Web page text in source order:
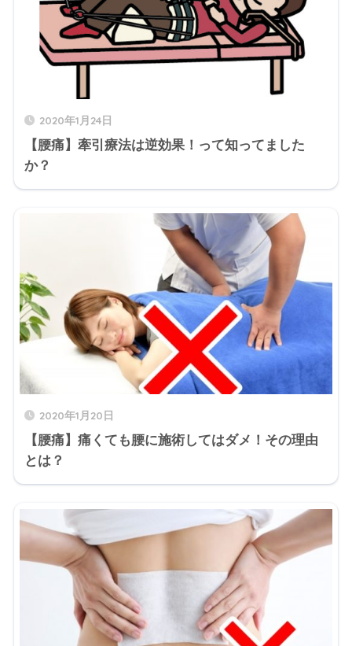
2020年1月24日
【腰痛】牽引療法は逆効果！って知ってました
か？
2020年1月20日
【腰痛】痛くても腰に施術してはダメ！その理由
とは？